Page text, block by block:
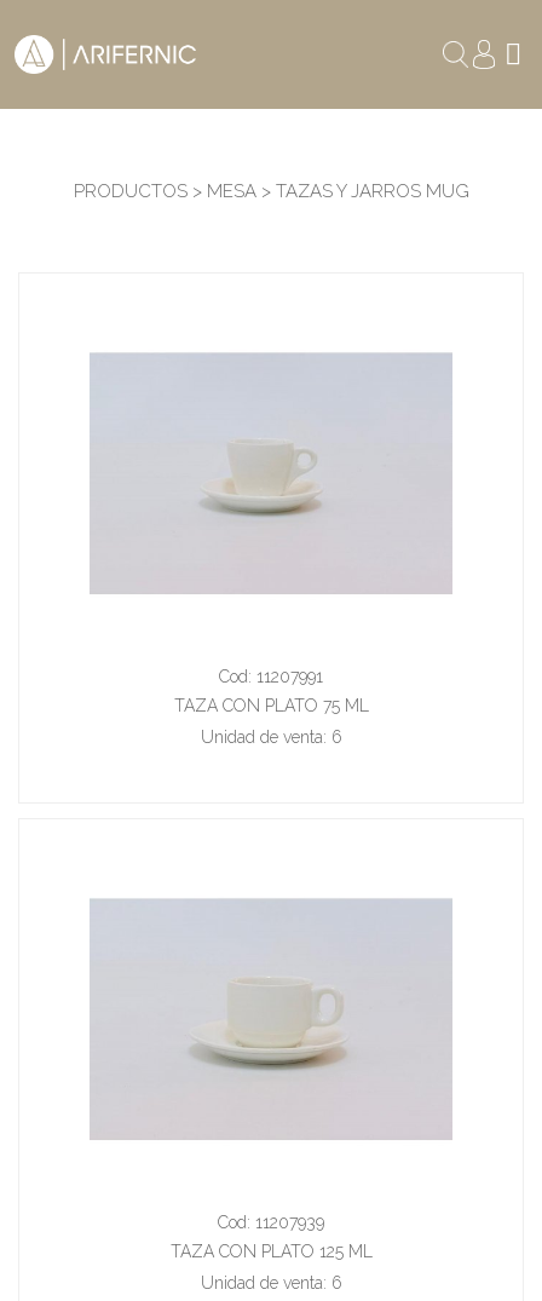
PRODUCTOS > MESA > TAZAS Y JARROS MUG
Cod: 11207991
TAZA CON PLATO 75 ML
Unidad de venta: 6
Cod: 11207939
TAZA CON PLATO 125 ML
Unidad de venta: 6